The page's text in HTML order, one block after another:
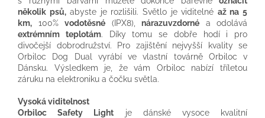
několik psů,abyste je rozlišili. Světlo je viditelné až na 5
km, 100% vodotěsné (IPX8), nárazuvzdorné a odolává
extrémním teplotám. Díky tomu se dobře hodí i pro
divočejší dobrodružství. Pro zajištění nejvyšší kvality se
Orbiloc Dog Dual vyrábí ve vlastní továrně Orbiloc v
Dánsku. Výsledkem je, že vám Orbiloc nabízí tříletou
záruku na elektroniku a čočku světla.
Vysoká viditelnost
Orbiloc Safety Light je dánské vysoce kvalitní